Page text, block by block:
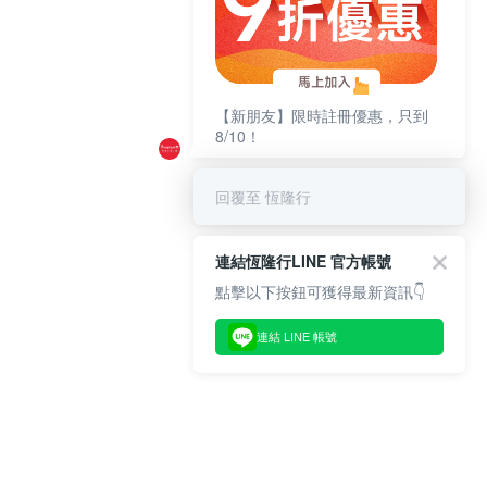
【新朋友】限時註冊優惠，只到
8/10！
回覆至 恆隆行
連結恆隆行LINE 官方帳號
點擊以下按鈕可獲得最新資訊👇
連結 LINE 帳號